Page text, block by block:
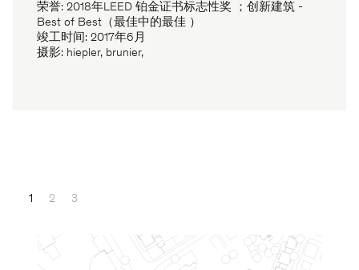
荣誉: 2018年LEED 铂金证书标志性奖 ；创新建筑 -
Best of Best（最佳中的最佳 ）
竣工时间: 2017年6月
摄影: hiepler, brunier,
1 2 3